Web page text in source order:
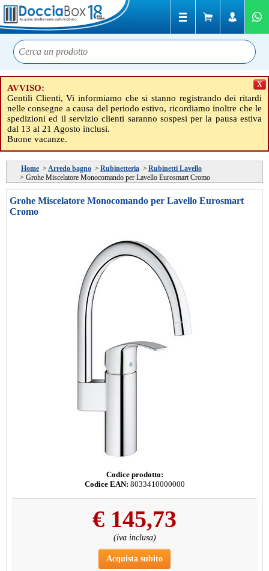
AVVISO:
Gentili Clienti, Vi informiamo che si stanno registrando dei ritardi
nelle consegne a causa del periodo estivo, ricordiamo inoltre che le
spedizioni ed il servizio clienti saranno sospesi per la pausa estiva
dal 13 al 21 Agosto inclusi.
Buone vacanze.
X
Home > Arredo bagno > Rubinetteria > Rubinetti Lavello
> Grohe Miscelatore Monocomando per Lavello Eurosmart Cromo
Grohe Miscelatore Monocomando per Lavello Eurosmart
Cromo
Codice prodotto:
Codice EAN: 8033410000000
€ 145,73
(iva inclusa)
Acquista subito